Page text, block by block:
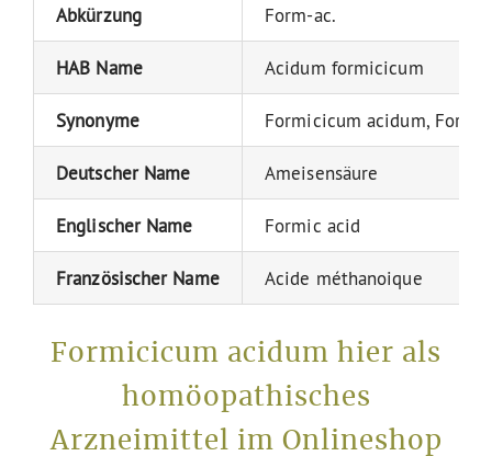
Abkürzung Form-ac.
HAB Name Acidum formicicum
Synonyme Formicicum acidum,
Deutscher Name Ameisensäure
Englischer Name Formic acid
Französischer Name Acide méthanoique
Formicicum acidum hier als
homöopathisches
Arzneimittel im Onlineshop